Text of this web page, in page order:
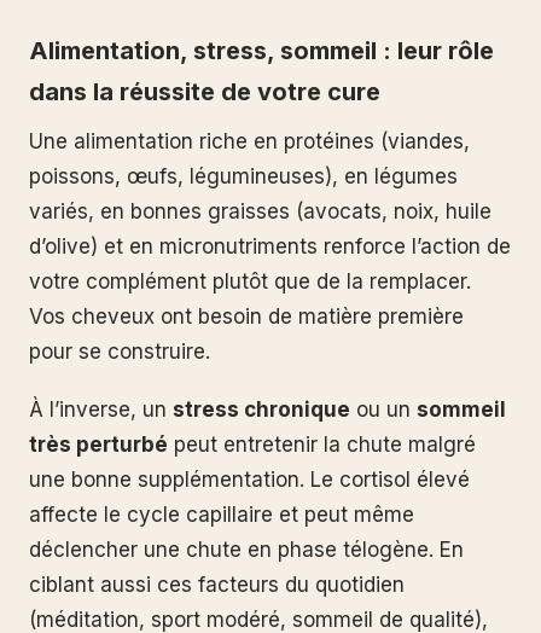
Alimentation, stress, sommeil : leur rôle
dans la réussite de votre cure
Une alimentation riche en protéines (viandes,
poissons, œufs, légumineuses), en légumes
variés, en bonnes graisses (avocats, noix, huile
d’olive) et en micronutriments renforce l’action de
votre complément plutôt que de la remplacer.
Vos cheveux ont besoin de matière première
pour se construire.
À l’inverse, un stress chronique ou un sommeil
très perturbé peut entretenir la chute malgré
une bonne supplémentation. Le cortisol élevé
affecte le cycle capillaire et peut même
déclencher une chute en phase télogène. En
ciblant aussi ces facteurs du quotidien
(méditation, sport modéré, sommeil de qualité),